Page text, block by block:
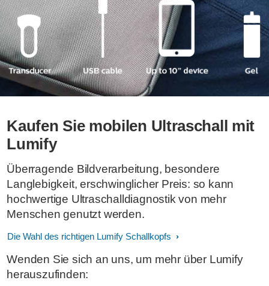
Kaufen Sie mobilen Ultraschall mit
Lumify
Überragende Bildverarbeitung, besondere
Langlebigkeit, erschwinglicher Preis: so kann
hochwertige Ultraschalldiagnostik von mehr
Menschen genutzt werden.
Die Wahl des richtigen Lumify Schallkopfs
Wenden Sie sich an uns, um mehr über Lumify
herauszufinden: